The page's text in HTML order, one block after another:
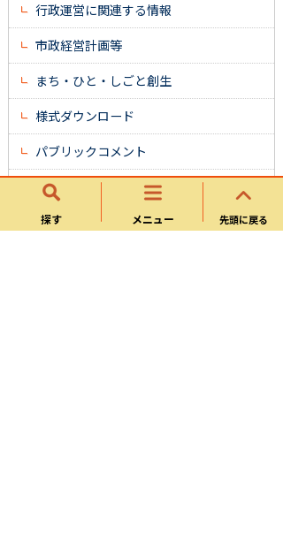
探す メニュー 先頭に戻る
行政運営に関連する情報
市政経営計画等
まち・ひと・しごと創生
様式ダウンロード
パブリックコメント
他市との連携